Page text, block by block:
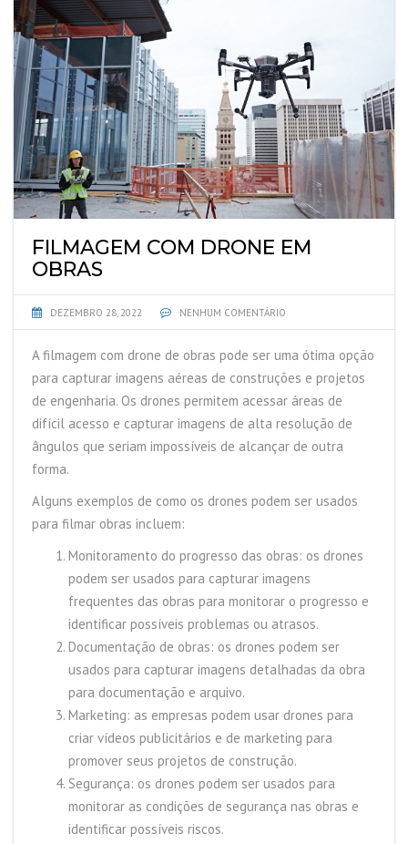
FILMAGEM COM DRONE EM
OBRAS
DEZEMBRO 28, 2022 NENHUM COMENTÁRIO
A filmagem com drone de obras pode ser uma ótima opção
para capturar imagens aéreas de construções e projetos
de engenharia. Os drones permitem acessar áreas de
difícil acesso e capturar imagens de alta resolução de
ângulos que seriam impossíveis de alcançar de outra
forma.
Alguns exemplos de como os drones podem ser usados
para filmar obras incluem:
Monitoramento do progresso das obras: os drones
podem ser usados para capturar imagens
frequentes das obras para monitorar o progresso e
identificar possíveis problemas ou atrasos.
Documentação de obras: os drones podem ser
usados para capturar imagens detalhadas da obra
para documentação e arquivo.
Marketing: as empresas podem usar drones para
criar vídeos publicitários e de marketing para
promover seus projetos de construção.
Segurança: os drones podem ser usados para
monitorar as condições de segurança nas obras e
identificar possíveis riscos.